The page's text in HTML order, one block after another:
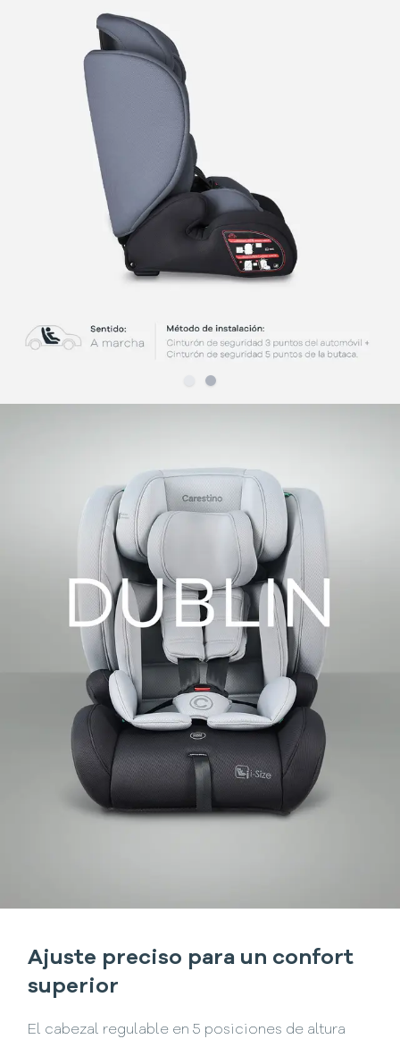
SlideSlide
Ajuste preciso para un confort
superior
El cabezal regulable en 5 posiciones de altura